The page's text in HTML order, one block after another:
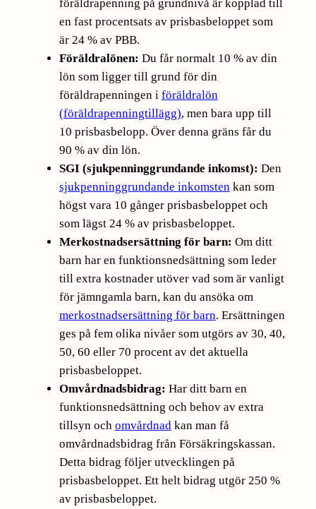
föräldrapenning på grundnivå är kopplad till
en fast procentsats av prisbasbeloppet som
är 24 % av PBB.
Föräldralönen: Du får normalt 10 % av din
lön som ligger till grund för din
föräldrapenningen i föräldralön
(föräldrapenningtillägg), men bara upp till
10 prisbasbelopp. Över denna gräns får du
90 % av din lön.
SGI (sjukpenninggrundande inkomst): Den
sjukpenninggrundande inkomstenkan som
högst vara 10 gånger prisbasbeloppet och
som lägst 24 % av prisbasbeloppet.
Merkostnadsersättning för barn: Om ditt
barn har en funktionsnedsättning som leder
till extra kostnader utöver vad som är vanligt
för jämngamla barn, kan du ansöka om
merkostnadsersättning för barn. Ersättningen
ges på fem olika nivåer som utgörs av 30, 40,
50, 60 eller 70 procent av det aktuella
prisbasbeloppet.
Omvårdnadsbidrag: Har ditt barn en
funktionsnedsättning och behov av extra
tillsyn och omvårdnadkan man få
omvårdnadsbidrag från Försäkringskassan.
Detta bidrag följer utvecklingen på
prisbasbeloppet. Ett helt bidrag utgör 250 %
av prisbasbeloppet.